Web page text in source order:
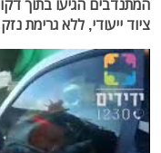
המתנדבים הגיעו בתוך
ציוד ייעודי, ללא גרימת